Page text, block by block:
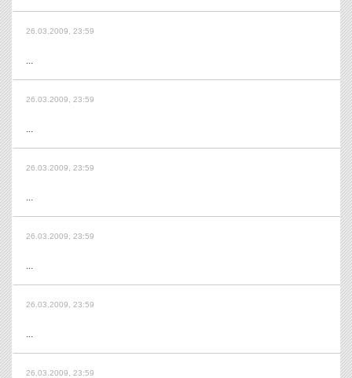
26.03.2009, 23:59
...
26.03.2009, 23:59
...
26.03.2009, 23:59
...
26.03.2009, 23:59
...
26.03.2009, 23:59
...
26.03.2009, 23:59